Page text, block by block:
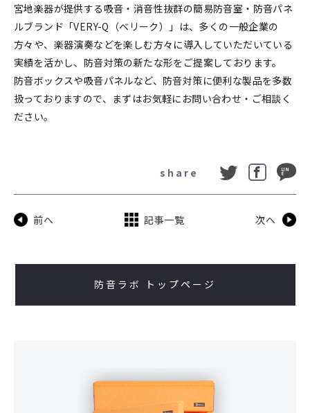
宮地楽器が提供する吸音・消音性抜群の簡易防音室・防音パネ
ルブランド「VERY-Q（ベリーク）」は、多くの一般企業の
方々や、楽器演奏などを楽しむ方々に導入していただいている
実績を活かし、防音対策の新たな形をご提案しております。
防音ボックスや吸音パネルなど、防音対策に便利な製品を多数
扱っておりますので、まずはお気軽にお問い合わせ・ご相談く
ださい。
share
前へ 記事一覧 次へ
防音ラボ トップページ